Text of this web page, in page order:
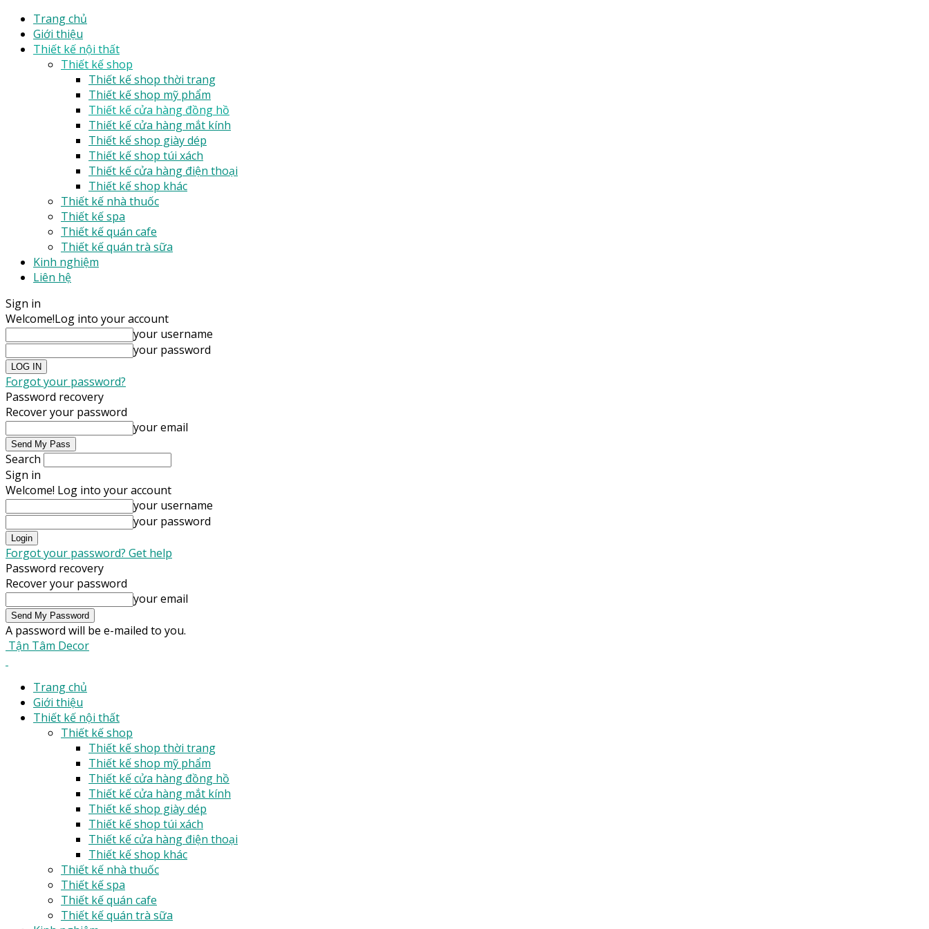
Trang chủ
Giới thiệu
Thiết kế nội thất
Thiết kế shop
Thiết kế shop thời trang
Thiết kế shop mỹ phẩm
Thiết kế cửa hàng đồng hồ
Thiết kế cửa hàng mắt kính
Thiết kế shop giày dép
Thiết kế shop túi xách
Thiết kế cửa hàng điện thoại
Thiết kế shop khác
Thiết kế nhà thuốc
Thiết kế spa
Thiết kế quán cafe
Thiết kế quán trà sữa
Kinh nghiệm
Liên hệ
Sign in
Welcome!Log into your account
your username
your password
Forgot your password?
Password recovery
Recover your password
your email
Search
Sign in
Welcome! Log into your account
your username
your password
Forgot your password? Get help
Password recovery
Recover your password
your email
A password will be e-mailed to you.
Tận Tâm Decor
Trang chủ
Giới thiệu
Thiết kế nội thất
Thiết kế shop
Thiết kế shop thời trang
Thiết kế shop mỹ phẩm
Thiết kế cửa hàng đồng hồ
Thiết kế cửa hàng mắt kính
Thiết kế shop giày dép
Thiết kế shop túi xách
Thiết kế cửa hàng điện thoại
Thiết kế shop khác
Thiết kế nhà thuốc
Thiết kế spa
Thiết kế quán cafe
Thiết kế quán trà sữa